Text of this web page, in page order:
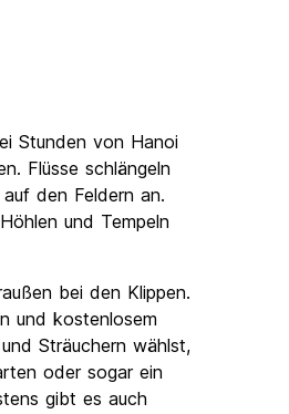
Stunden von Hanoi
Flüsse schlängeln
den Feldern an.
und Tempeln
bei den Klippen.
und kostenlosem
Sträuchern wählst,
oder sogar ein
gibt es auch